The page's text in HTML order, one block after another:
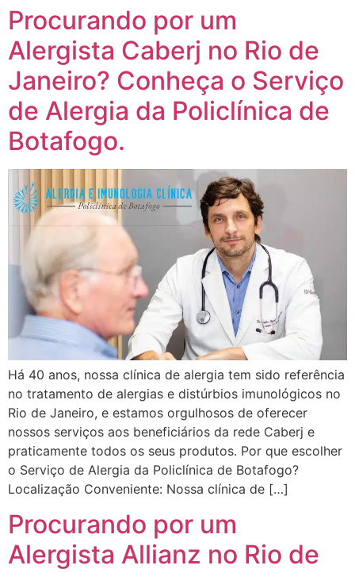
Procurando por um
Alergista Caberj no Rio de
Janeiro? Conheça o Serviço
de Alergia da Policlínica de
Botafogo.
Há 40 anos, nossa clínica de alergia tem sido referência
no tratamento de alergias e distúrbios imunológicos no
Rio de Janeiro, e estamos orgulhosos de oferecer
nossos serviços aos beneficiários da rede Caberj e
praticamente todos os seus produtos. Por que escolher
o Serviço de Alergia da Policlínica de Botafogo?
Localização Conveniente: Nossa clínica de […]
Procurando por um
Alergista Allianz no Rio de